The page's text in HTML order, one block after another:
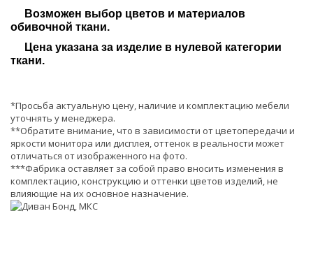
Возможен выбор цветов и материалов
обивочной ткани.
Цена указана за изделие в нулевой категории
ткани.
*Просьба актуальную цену, наличие и комплектацию мебели
уточнять у менеджера.
**Обратите внимание, что в зависимости от цветопередачи и
яркости монитора или дисплея, оттенок в реальности может
отличаться от изображенного на фото.
***Фабрика оставляет за собой право вносить изменения в
комплектацию, конструкцию и оттенки цветов изделий, не
влияющие на их основное назначение.